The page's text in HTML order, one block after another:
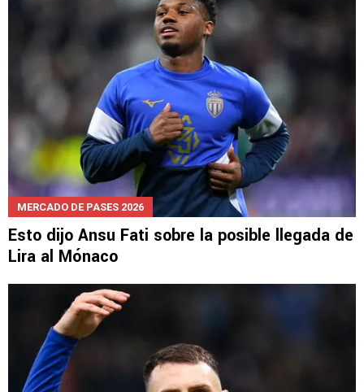
MERCADO DE PASES 2026
Esto dijo Ansu Fati sobre la posible llegada de
Lira al Mónaco